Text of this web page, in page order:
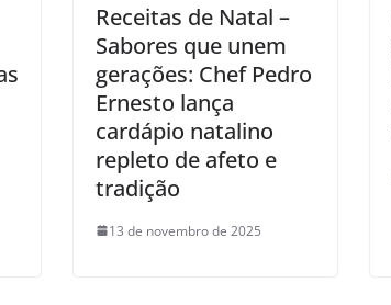
Receitas de Natal –
Sabores que unem
gerações: Chef Pedro
Ernesto lança
cardápio natalino
repleto de afeto e
tradição
13 de novembro de 2025